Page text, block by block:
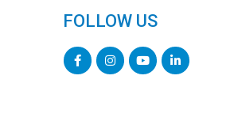
FOLLOW US